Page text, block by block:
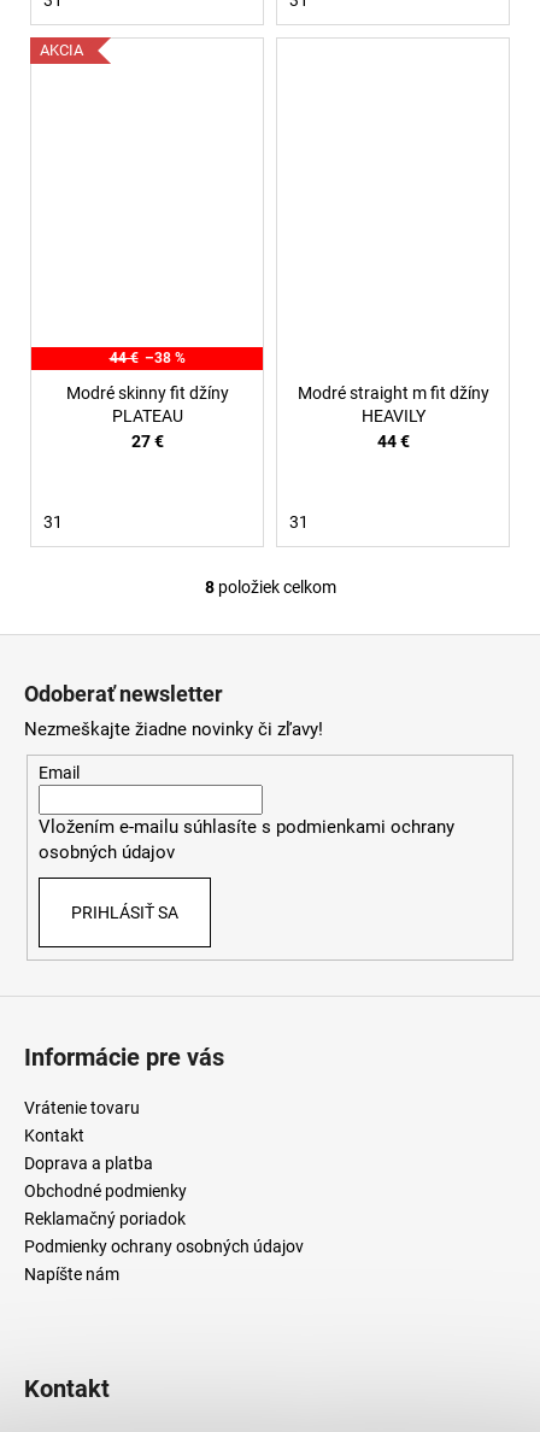
AKCIA
44 € –38 %
Modré skinny fit džíny
PLATEAU
27 €
31
Modré straight m fit džíny
HEAVILY
44 €
31
O
a
c
p
v
ý
8položiek celkom
Odoberať newsletter
Nezmeškajte žiadne novinky či zľavy!
Email
Vložením e-mailu súhlasíte s podmienkami ochrany
osobných údajov
PRIHLÁSIŤ SA
Informácie pre vás
Vrátenie tovaru
Kontakt
Doprava a platba
Obchodné podmienky
Reklamačný poriadok
Podmienky ochrany osobných údajov
Napíšte nám
Kontakt